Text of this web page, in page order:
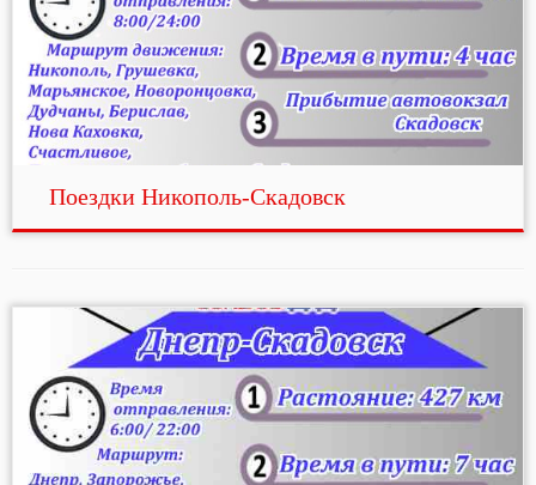
Поездки Никополь-Скадовск